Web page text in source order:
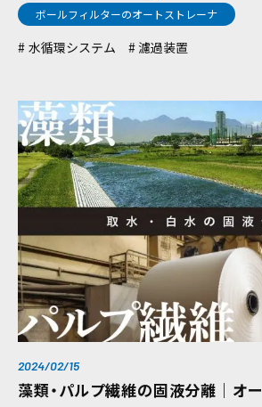
ボールフィルターのオートストレーナ
水循環システム 濾過装置
2024/02/15
藻類・パルプ繊維の固液分離｜オ